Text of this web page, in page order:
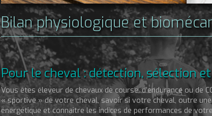
Bilan physiologique et
Pour le cheval : détection, sélection
Vous êtes éleveur de chevaux de course, d’endurance ou de
« sportive » de votre cheval, savoir si votre cheval, outre
énergétique et connaître les indices de performances de